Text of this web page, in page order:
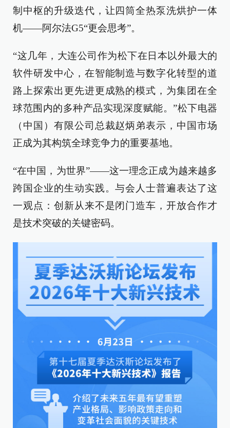
制中枢的升级迭代，让四筒全热泵洗烘护一体
机——阿尔法G5“更会思考”。
“这几年，大连公司作为松下在日本以外最大的
软件研发中心，在智能制造与数字化转型的道
路上探索出更先进更成熟的模式，为集团在全
球范围内的多种产品实现深度赋能。”松下电器
（中国）有限公司总裁赵炳弟表示，中国市场
正成为其构筑全球竞争力的重要基地。
“在中国，为世界”——这一理念正成为越来越多
跨国企业的生动实践。与会人士普遍表达了这
一观点：创新从来不是闭门造车，开放合作才
是技术突破的关键密码。